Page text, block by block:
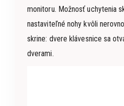
monitoru. Možnosť uchytenia
nastaviteľné nohy kvôli
skrine: dvere klávesnice sa
dverami.